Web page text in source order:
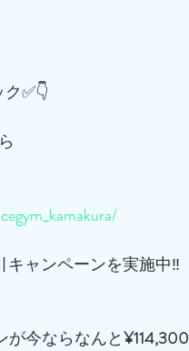
✅👇
キャンペーンを実施中‼️
が今ならなんと¥114,300